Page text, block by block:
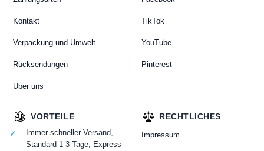
Kontakt
Verpackung und Umwelt
Rücksendungen
Über uns
TikTok
YouTube
Pinterest
RECHTLICHES
Impressum
VORTEILE
Immer schneller Versand,
Standard 1-3 Tage, Express